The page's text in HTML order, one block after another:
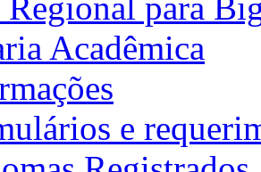
Acadêmica
e